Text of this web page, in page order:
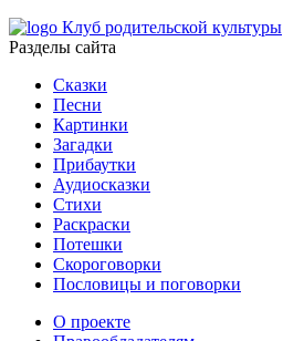
Клуб родительской культуры
Разделы сайта
Сказки
Песни
Картинки
Загадки
Прибаутки
Аудиосказки
Стихи
Раскраски
Потешки
Скороговорки
Пословицы и поговорки
О проекте